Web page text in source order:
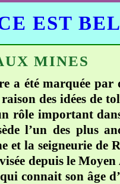
EST
MINES
a été marquée par
des idées de
rôle important
l’un des plus
et la seigneurie de
depuis le Moyen
connait son âge